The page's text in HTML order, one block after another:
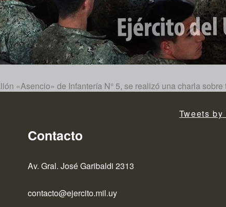
«Asencio» de Infantería N° 5, se realizó una charla
Contacto
Av. Gral. José Garibaldi 2313
contacto@ejercito.mil.uy
Tweets